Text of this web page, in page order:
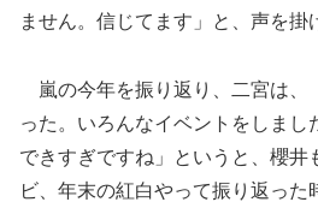
ません。信じてます」と、声を掛
嵐の今年を振り返り、二宮は、
った。いろんなイベントをしまし
できすぎですね」というと、櫻井
ビ、年末の紅白やって振り返っ